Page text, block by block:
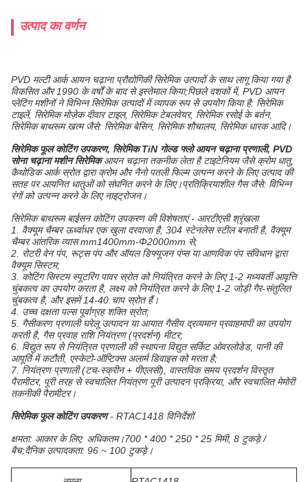
उत्पाद का वर्णन
PVD मल्टी आर्क आयन चढ़ाना प्रौद्योगिकी सिरेमिक उत्पादों के साथ लागू किया गया है
विकसित और 1990 के वर्षों के बाद से इस्तेमाल किया;पिछले दशकों में, PVD आयन
प्लेटिंग मशीनों ने विभिन्न सिरेमिक उत्पादों में व्यापक रूप से उपयोग किया है: सिरेमिक
टाइलें, सिरेमिक मोज़ेक दीवार टाइल, सिरेमिक टेबलवेयर, सिरेमिक रसोई के बर्तन,
सिरेमिक बाथरूम खत्म जैसे: सिरेमिक बेसिन, सिरेमिक शौचालय, सिरेमिक धारक आदि।
सिरेमिक फूल कोटिंग उपकरण, सिरेमिक TiN गोल्ड फ्लो आयन चढ़ाना प्रणाली, PVD
सोना चढ़ाना मशीन सिरेमिकआयन चढ़ाना तकनीक लेता है टाइटेनियम जैसे क्रोम धातु,
कैथोडिक आर्क स्रोत द्वारा क्रोम और नैनो पतली फिल्म उत्पन्न करने के लिए उत्पाद की
सतह पर आयनित धातुओं को संघनित करने के लिए।प्रतिक्रियाशील गैस जैसे: विभिन्न
रंगों को उत्पन्न करने के लिए नाइट्रोजन।
सिरेमिक बाथरूम बाईसन कोटिंग उपकरण की विशेषताएं - आरटीएसी श्रृंखला
1. वैक्यूम चैम्बर ऊर्ध्वाधर एक खुला दरवाजा है, 304 स्टेनलेस स्टील बनाती है, वैक्यूम
चैम्बर आंतरिक व्यास mm1400mm-Φ2000mm से;
2. रोटरी वेन पंप, रूट्स पंप और ऑयल डिफ्यूजन पंप्स या आणविक पंप संविधान द्वारा
वैक्यूम सिस्टम;
3. कोटिंग सिस्टम स्पूटरिंग पावर स्रोत को नियंत्रित करने के लिए 1-2 मध्यवर्ती आवृत्ति
चुंबकत्व का उपयोग करता है, लक्ष्य को नियंत्रित करने के लिए 1-2 जोड़ी गैर-संतुलित
चुंबकत्व है, और इसमें 14-40 चाप स्रोत हैं।
4. उच्च दक्षता पल्स पूर्वाग्रह शक्ति स्रोत;
5. गैसीकरण प्रणाली घरेलू उत्पादन या आयात गैसीय द्रव्यमान प्रवाहमापी का उपयोग
करती है, गैस प्रवाह राशि नियंत्रण (प्रदर्शन) मीटर;
6. विद्युत रूप से नियंत्रित प्रणाली की स्थापना विद्युत सर्किट ओवरलोडेड, पानी की
आपूर्ति में कटौती, एस्केटो-ऑप्टिक्स अलार्म डिवाइस को मरता है;
7. नियंत्रण प्रणाली (टच-स्क्रीन + पीएलसी), वास्तविक समय प्रदर्शन विस्तृत
पैरामीटर, पूरी तरह से स्वचालित नियंत्रण पूरी उत्पादन प्रक्रिया, और स्वचालित मेमोरी
तकनीकी पैरामीटर।
सिरेमिक फूल कोटिंग उपकरण- RTAC1418 विनिर्देशों
क्षमता: आकार के लिए: अधिकतम।700 * 400 * 250 * 25 मिमी, 8 टुकड़े /
बैच;दैनिक उत्पादकता: 96 ~ 100 टुकड़े।